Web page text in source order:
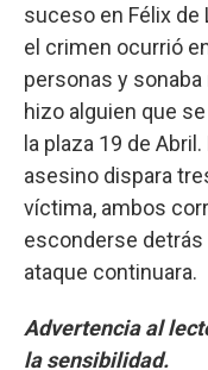
suceso en Félix de
el crimen ocurrió
personas y
hizo alguien que
la plaza 19 de
asesino dispara
víctima, ambos
esconderse detrás
ataque continuara.
Advertencia al
la sensibilidad.